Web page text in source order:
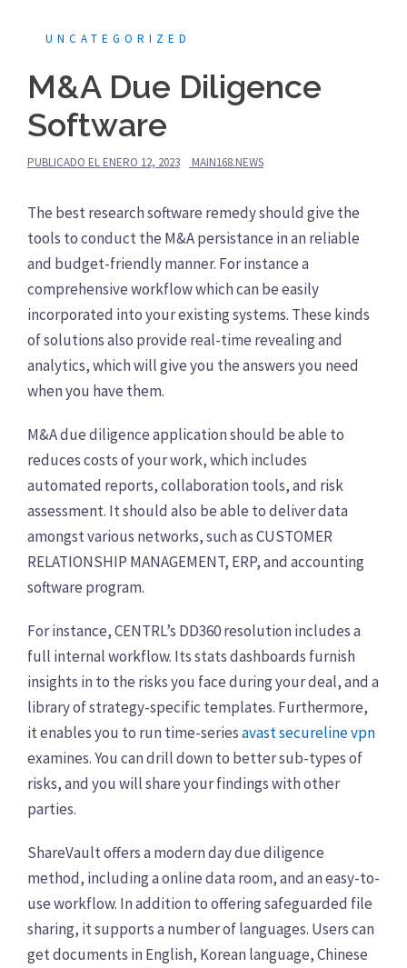
UNCATEGORIZED
M&A Due Diligence
Software
PUBLICADO EL ENERO 12, 2023 MAIN168.NEWS
The best research software remedy should give the
tools to conduct the M&A persistance in an reliable
and budget-friendly manner. For instance a
comprehensive workflow which can be easily
incorporated into your existing systems. These kinds
of solutions also provide real-time revealing and
analytics, which will give you the answers you need
when you have them.
M&A due diligence application should be able to
reduces costs of your work, which includes
automated reports, collaboration tools, and risk
assessment. It should also be able to deliver data
amongst various networks, such as CUSTOMER
RELATIONSHIP MANAGEMENT, ERP, and accounting
software program.
For instance, CENTRL’s DD360 resolution includes a
full internal workflow. Its stats dashboards furnish
insights in to the risks you face during your deal, and a
library of strategy-specific templates. Furthermore,
it enables you to run time-seriesavast secureline vpn
examines. You can drill down to better sub-types of
risks, and you will share your findings with other
parties.
ShareVault offers a modern day due diligence
method, including a online data room, and an easy-to-
use workflow. In addition to offering safeguarded file
sharing, it supports a number of languages. Users can
get documents in English, Korean language, Chinese